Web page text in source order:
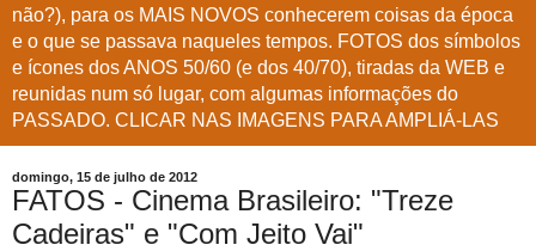
não?), para os MAIS NOVOS conhecerem coisas da época
e o que se passava naqueles tempos. FOTOS dos símbolos
e ícones dos ANOS 50/60 (e dos 40/70), tiradas da WEB e
reunidas num só lugar, com algumas informações do
PASSADO. CLICAR NAS IMAGENS PARA AMPLIÁ-LAS
domingo, 15 de julho de 2012
FATOS - Cinema Brasileiro: "Treze
Cadeiras" e "Com Jeito Vai"